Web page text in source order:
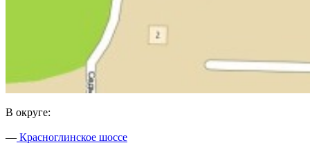
В округе:
— Красноглинское шоссе